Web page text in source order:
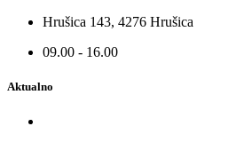
Hrušica 143, 4276 Hrušica
09.00 - 16.00
Aktualno